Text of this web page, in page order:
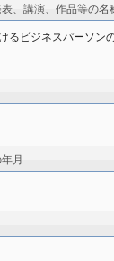
、講演、作品等の名
るビジネスパーソン
月